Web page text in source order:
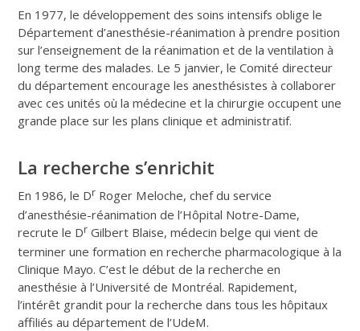
En 1977, le développement des soins intensifs oblige le
Département d’anesthésie-réanimation à prendre position
sur l’enseignement de la réanimation et de la ventilation à
long terme des malades. Le 5 janvier, le Comité directeur
du département encourage les anesthésistes à collaborer
avec ces unités où la médecine et la chirurgie occupent une
grande place sur les plans clinique et administratif.
La recherche s’enrichit
En 1986, le Dr Roger Meloche, chef du service
d’anesthésie-réanimation de l’Hôpital Notre-Dame,
recrute le Dr Gilbert Blaise, médecin belge qui vient de
terminer une formation en recherche pharmacologique à la
Clinique Mayo. C’est le début de la recherche en
anesthésie à l’Université de Montréal. Rapidement,
l’intérêt grandit pour la recherche dans tous les hôpitaux
affiliés au département de l’UdeM.